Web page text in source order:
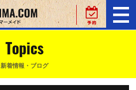
Topics
新着情報・ブログ